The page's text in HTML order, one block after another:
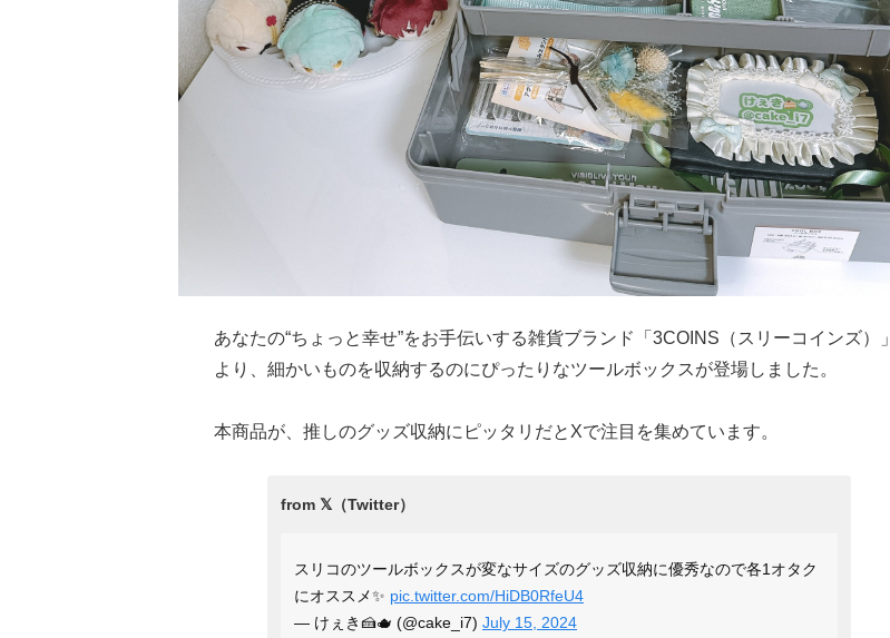
あなたの“ちょっと幸せ”をお手伝いする雑貨ブランド「3COINS（スリーコインズ）」
より、細かいものを収納するのにぴったりなツールボックスが登場しました。
本商品が、推しのグッズ収納にピッタリだとXで注目を集めています。
スリコのツールボックスが変なサイズのグッズ収納に優秀なので各1オタク
にオススメ✨ pic.twitter.com/HiDB0RfeU4
— けぇき🍰🫖 (@cake_i7) July 15, 2024